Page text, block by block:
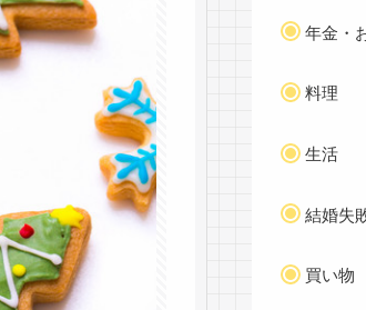
年金・
料理
生活
結婚失
買い物